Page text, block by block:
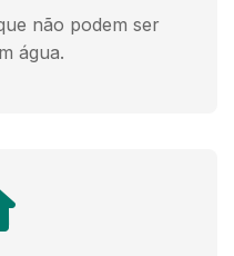
não podem ser
água.